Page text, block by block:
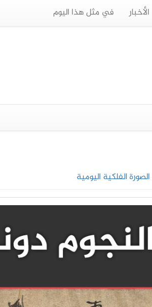
الأخبار في مثل هذا اليوم
الصورة الفلكية اليومية